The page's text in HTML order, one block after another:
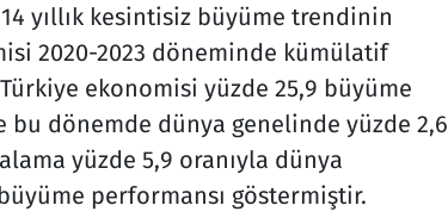
yıllık kesintisiz büyüme trendinin
2020-2023 döneminde kümülatif
ekonomisi yüzde 25,9 büyüme
bu dönemde dünya genelinde yüzde 2,6
yüzde 5,9 oranıyla dünya
performansı göstermiştir.